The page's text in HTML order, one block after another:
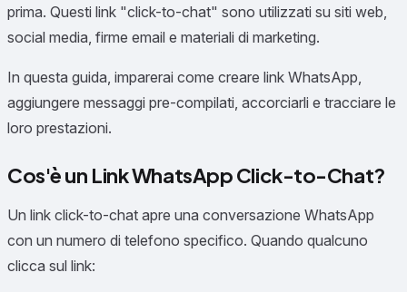
prima. Questi link "click-to-chat" sono utilizzati su siti web,
social media, firme email e materiali di marketing.
In questa guida, imparerai come creare link WhatsApp,
aggiungere messaggi pre-compilati, accorciarli e tracciare le
loro prestazioni.
Cos'è un Link WhatsApp Click-to-Chat?
Un link click-to-chat apre una conversazione WhatsApp
con un numero di telefono specifico. Quando qualcuno
clicca sul link: